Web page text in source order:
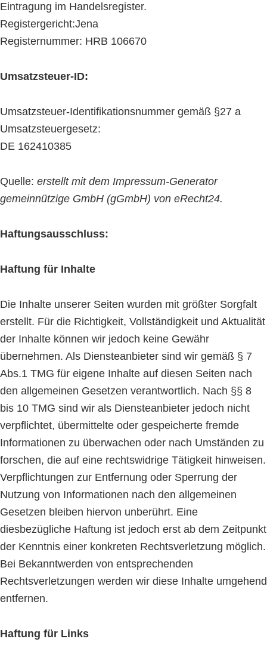
Eintragung im Handelsregister.
Registergericht:Jena
Registernummer: HRB 106670
Umsatzsteuer-ID:
Umsatzsteuer-Identifikationsnummer gemäß §27 a
Umsatzsteuergesetz:
DE 162410385
Quelle: erstellt mit dem Impressum-Generator
gemeinnützige GmbH (gGmbH) von eRecht24.
Haftungsausschluss:
Haftung für Inhalte
Die Inhalte unserer Seiten wurden mit größter Sorgfalt
erstellt. Für die Richtigkeit, Vollständigkeit und Aktualität
der Inhalte können wir jedoch keine Gewähr
übernehmen. Als Diensteanbieter sind wir gemäß § 7
Abs.1 TMG für eigene Inhalte auf diesen Seiten nach
den allgemeinen Gesetzen verantwortlich. Nach §§ 8
bis 10 TMG sind wir als Diensteanbieter jedoch nicht
verpflichtet, übermittelte oder gespeicherte fremde
Informationen zu überwachen oder nach Umständen zu
forschen, die auf eine rechtswidrige Tätigkeit hinweisen.
Verpflichtungen zur Entfernung oder Sperrung der
Nutzung von Informationen nach den allgemeinen
Gesetzen bleiben hiervon unberührt. Eine
diesbezügliche Haftung ist jedoch erst ab dem Zeitpunkt
der Kenntnis einer konkreten Rechtsverletzung möglich.
Bei Bekanntwerden von entsprechenden
Rechtsverletzungen werden wir diese Inhalte umgehend
entfernen.
Haftung für Links